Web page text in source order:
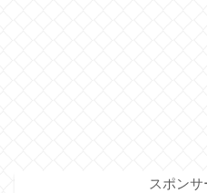
スポンサ